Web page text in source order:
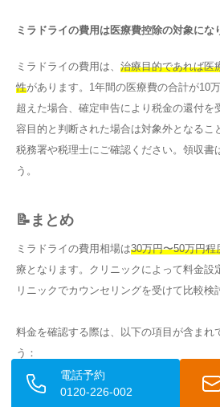
ミラドライの費用は医療費控除の対象にな
ミラドライの費用は、 治療目的であれば医
性があります。1年間の医療費の合計が10
超えた場合、確定申告により税金の還付を
容目的と判断された場合は対象外となるこ
税務署や税理士にご確認ください。領収書
う。
📝まとめ
ミラドライの費用相場は30万円〜50万円程
療となります。クリニックによって料金設
リニックでカウンセリングを受けて比較検
料金を確認する際は、以下の項目が含まれ
う：
カウンセリング料
電話予約
0120-226-002